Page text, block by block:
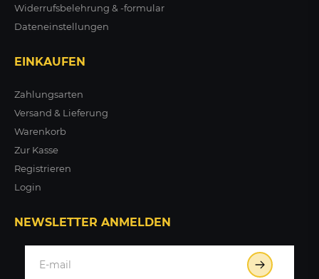
Widerrufsbelehrung & -formular
Dateneinstellungen
EINKAUFEN
Zahlungsarten
Versand & Lieferung
Warenkorb
Zur Kasse
Registrieren
Login
NEWSLETTER ANMELDEN